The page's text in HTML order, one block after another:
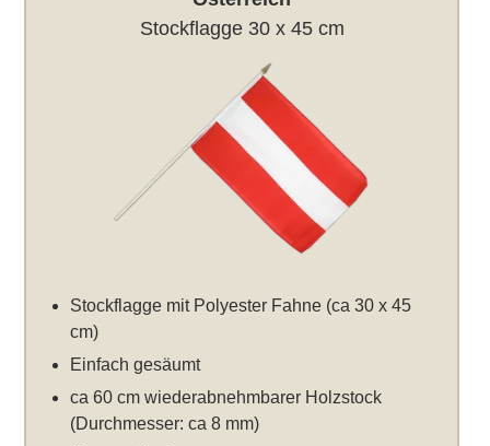
Stockflagge 30 x 45 cm
Stockflagge mit Polyester Fahne (ca 30 x 45
cm)
Einfach gesäumt
ca 60 cm wiederabnehmbarer Holzstock
(Durchmesser: ca 8 mm)